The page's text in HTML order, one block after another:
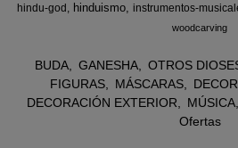
hindu-god
hinduismo instrumentos-
woodcarving
BUDA GANESHA OTROS
FIGURAS
MÁSCARAS
DECORACIÓN EXTERIOR
MÚSICA
Ofertas